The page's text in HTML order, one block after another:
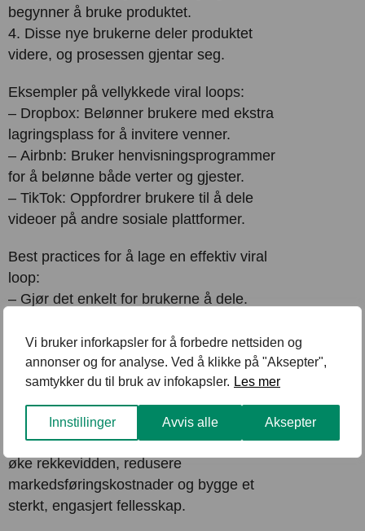
Vi bruker inforkapsler for å forbedre nettsiden og
annonser og for analyse. Ved å klikke på "Aksepter",
samtykker du til bruk av infokapsler. Les mer
Innstillinger Avvis alle Aksepter
begynner å bruke produktet.
4. Disse nye brukerne deler produktet
videre, og prosessen gjentar seg.
Eksempler på vellykkede viral loops:
– Dropbox: Belønner brukere med ekstra
lagringsplass for å invitere venner.
– Airbnb: Bruker henvisningsprogrammer
for å belønne både verter og gjester.
– TikTok: Oppfordrer brukere til å dele
videoer på andre sosiale plattformer.
Best practices for å lage en effektiv viral
loop:
– Gjør det enkelt for brukerne å dele.
– Bruk sosial bevis og FOMO for å øke
delinger.
– Analyser og optimaliser
delingsprosessen kontinuerlig.
Ved å forstå og utnytte viral loops kan du
øke rekkevidden, redusere
markedsføringskostnader og bygge et
sterkt, engasjert fellesskap.